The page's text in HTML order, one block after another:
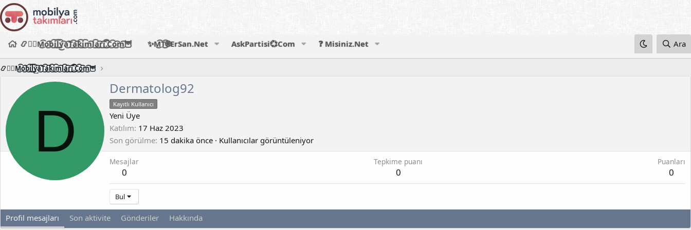
📿🧙‍♂️M͜͡o͜͡b͜͡i͜͡l͜͡y͜͡a͜͡T͜͡a͜͡k͜͡i͜͡m͜͡l͜͡a͜͡r͜͡i͜͡.͜͡C͜͡o͜͡m͜͡🦉 ✨M͜͡T͜͡🌐ErSan.Net AskPartisi💞Com ❓ Misiniz.Net Ara
📿🧙‍♂️M͜͡o͜͡b͜͡i͜͡l͜͡y͜͡a͜͡T͜͡a͜͡k͜͡i͜͡m͜͡l͜͡a͜͡r͜͡i͜͡.͜͡C͜͡o͜͡m͜͡🦉
D
Dermatolog92
Kayıtlı Kullanıcı
Yeni Üye
Katılım 17 Haz 2023
Son görülme 15 dakika önce · Kullanıcılar görüntüleniyor
Mesajlar
0
Tepkime puanı
0
Puanları
0
Bul
Profil mesajları Son aktivite Gönderiler Hakkında